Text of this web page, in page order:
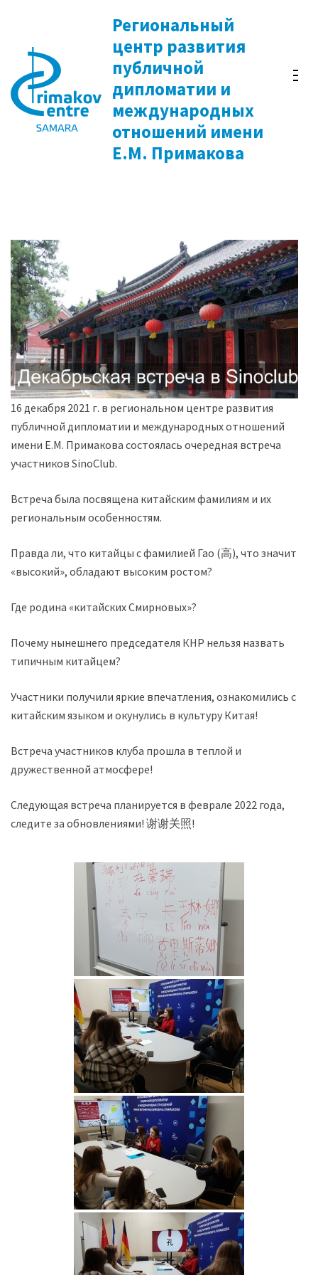
содержимому
(нажмите
Enter)
Региональный
центр развития
публичной
дипломатии и
международных
отношений имени
Е.М. Примакова
16 декабря 2021 г. в региональном центре развития
публичной дипломатии и международных отношений
имени Е.М. Примакова состоялась очередная встреча
участников SinoClub.
Встреча была посвящена китайским фамилиям и их
региональным особенностям.
Правда ли, что китайцы с фамилией Гао (高), что значит
«высокий», обладают высоким ростом?
Где родина «китайских Смирновых»?
Почему нынешнего председателя КНР нельзя назвать
типичным китайцем?
Участники получили яркие впечатления, ознакомились с
китайским языком и окунулись в культуру Китая!
Встреча участников клуба прошла в теплой и
дружественной атмосфере!
Следующая встреча планируется в феврале 2022 года,
следите за обновлениями! 谢谢关照!